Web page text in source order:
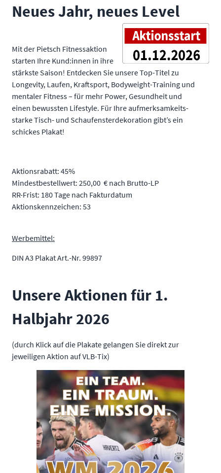
Neues Jahr, neues Level
Mit der Pietsch Fitnessaktion
starten Ihre Kund:innen in ihre
stärkste Saison! Entdecken Sie unsere Top-Titel zu
Longevity, Laufen, Kraftsport, Bodyweight-Training und
mentaler Fitness – für mehr Power, Gesundheit und
einen bewussten Lifestyle. Für Ihre aufmerksamkeits-
starke Tisch- und Schaufensterdekoration gibt’s ein
schickes Plakat!
Aktionsrabatt: 45%
Mindestbestellwert: 250,00 € nach Brutto-LP
RR-Frist: 180 Tage nach Fakturdatum
Aktionskennzeichen: 53
Werbemittel:
DIN A3 Plakat Art.-Nr. 99897
Unsere Aktionen für 1.
Halbjahr 2026
(durch Klick auf die Plakate gelangen Sie direkt zur
jeweiligen Aktion auf VLB-Tix)